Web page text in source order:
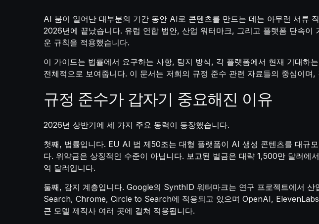
AI 붐이 일어난 대부분의 기간 동안 AI로 콘텐츠를 만드는 데는 아무런 서류
2026년에 끝났습니다. 유럽 연합 법안, 산업 워터마크, 그리고 플랫폼 단속
운 규칙을 적용했습니다.
이 가이드는 법률에서 요구하는 사항, 탐지 방식, 각 플랫폼에서 현재 기대하
전체적으로 보여줍니다. 이 문서는 저희의 규정 준수 관련 자료들의 중심이
규정 준수가 갑자기 중요해진 이유
2026년 상반기에 세 가지 주요 동력이 등장했습니다.
첫째, 법률입니다. EU AI 법 제50조는 대형 플랫폼이 AI 생성 콘텐츠를 대규
다. 위약금은 상징적인 수준이 아닙니다. 보고된 벌금은 대략 1,500만 달러
억 달러입니다.
둘째, 감지 계층입니다. Google의 SynthID 워터마크는 연구 프로젝트에서
Search, Chrome, Circle to Search에 적용되고 있으며 OpenAI,
큰 모델 제작사 여러 곳에 걸쳐 적용됩니다.